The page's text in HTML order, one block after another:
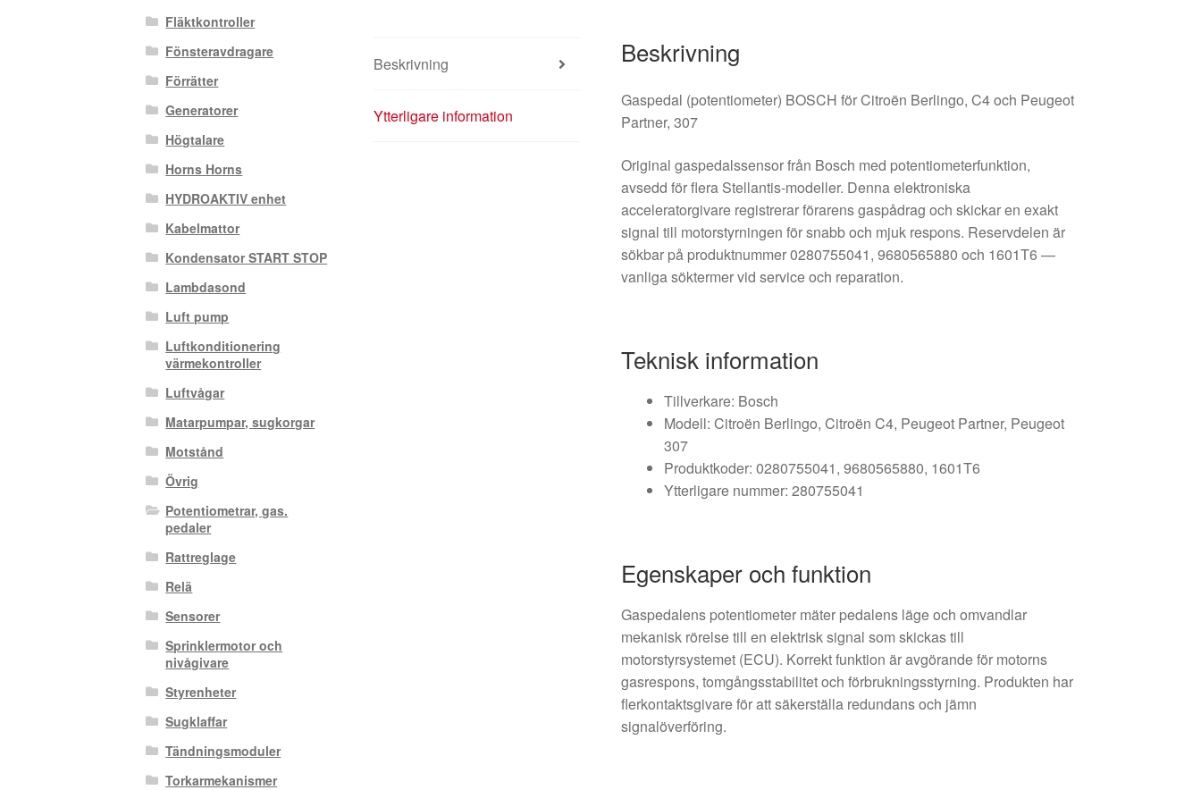
Beskrivning
Ytterligare information
Beskrivning
Gaspedal (potentiometer) BOSCH för Citroën Berlingo, C4 och Peugeot
Partner, 307
Original gaspedalssensor från Bosch med potentiometerfunktion,
avsedd för flera Stellantis-modeller. Denna elektroniska
acceleratorgivare registrerar förarens gaspådrag och skickar en exakt
signal till motorstyrningen för snabb och mjuk respons. Reservdelen är
sökbar på produktnummer 0280755041, 9680565880 och 1601T6 —
vanliga söktermer vid service och reparation.
Teknisk information
Tillverkare: Bosch
Modell: Citroën Berlingo, Citroën C4, Peugeot Partner, Peugeot
307
Produktkoder: 0280755041, 9680565880, 1601T6
Ytterligare nummer: 280755041
Egenskaper och funktion
Gaspedalens potentiometer mäter pedalens läge och omvandlar
mekanisk rörelse till en elektrisk signal som skickas till
motorstyrsystemet (ECU). Korrekt funktion är avgörande för motorns
gasrespons, tomgångsstabilitet och förbrukningsstyrning. Produkten har
flerkontaktsgivare för att säkerställa redundans och jämn
signalöverföring.
Fläktkontroller
Fönsteravdragare
Förrätter
Generatorer
Högtalare
Horns Horns
HYDROAKTIV enhet
Kabelmattor
Kondensator START STOP
Lambdasond
Luft pump
Luftkonditionering
värmekontroller
Luftvågar
Matarpumpar, sugkorgar
Motstånd
Övrig
Potentiometrar, gas.
pedaler
Rattreglage
Relä
Sensorer
Sprinklermotor och
nivågivare
Styrenheter
Sugklaffar
Tändningsmoduler
Torkarmekanismer